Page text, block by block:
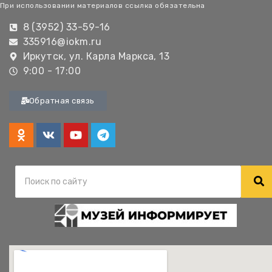
При использовании материалов ссылка обязательна
8 (3952) 33-59-16
335916@iokm.ru
Иркутск, ул. Карла Маркса, 13
9:00 - 17:00
Обратная связь